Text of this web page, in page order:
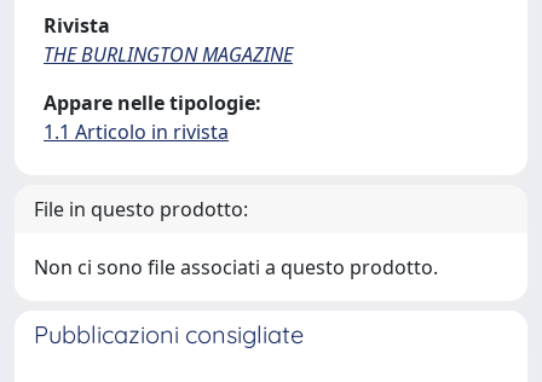
Rivista
THE BURLINGTON MAGAZINE
Appare nelle tipologie:
1.1 Articolo in rivista
File in questo prodotto:
Non ci sono file associati a questo prodotto.
Pubblicazioni consigliate